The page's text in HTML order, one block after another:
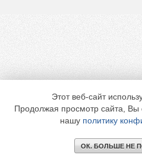
Этот веб-сайт
Продолжая просмотр сайта, Вы
нашу политику
ОК. БОЛЬШЕ НЕ